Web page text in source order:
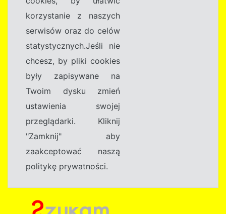
korzystanie z naszych
serwisów oraz do celów
statystycznych.Jeśli nie
chcesz, by pliki cookies
były zapisywane na
Twoim dysku zmień
ustawienia swojej
przeglądarki. Kliknij
"Zamknij" aby
zaakceptować naszą
politykę prywatności.